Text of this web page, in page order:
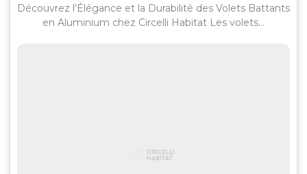
Découvrez l'Élégance et la Durabilité des Volets Battants
en Aluminium chez Circelli Habitat Les volets...